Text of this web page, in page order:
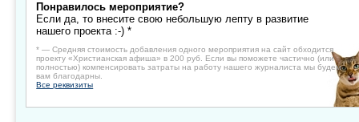
Понравилось мероприятие?
Если да, то внесите свою небольшую лепту в развитие
нашего проекта :-) *
* — Средняя стоимость добавления одного мероприятия на сайт обходится
проекту «Христианская афиша» в 200 руб. Если вы поможете частично (или
полностью) компенсировать затраты на работу нашего журналиста мы будем
вам благодарны.
Все реквизиты